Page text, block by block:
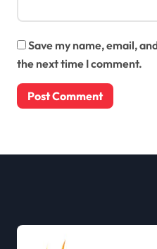
Save my name, email,
the next time I comment.